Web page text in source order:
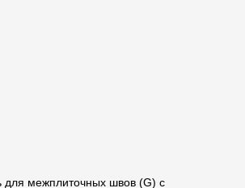
межплиточных швов (G) с